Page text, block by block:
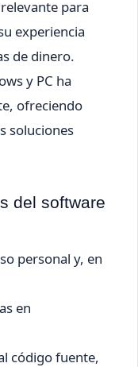
para
experiencia
de dinero.
y PC ha
ofreciendo
soluciones
del software
personal y, en
en
código fuente,